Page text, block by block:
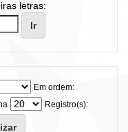
letras:
Em ordem:
Registro(s):